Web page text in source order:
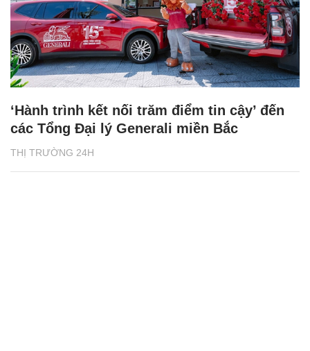
THỊ TRƯỜNG 24H
‘Hành trình kết nối trăm điểm tin cậy’ đến
các Tổng Đại lý Generali miền Bắc